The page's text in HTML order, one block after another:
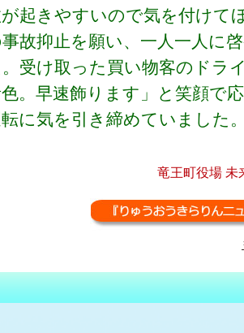
起きやすいので気を付けて
故抑止を願い、一人一人に
受け取った買い物客のドラ
。早速飾ります」と笑顔で
に気を引き締めていました
竜王町役場 未